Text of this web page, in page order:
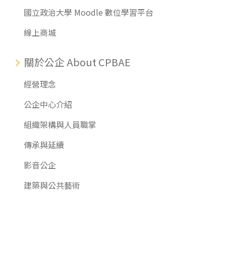
國立政治大學 Moodle 數位學習平台
線上商城
關於公企 About CPBAE
經營理念
公企中心介紹
組織架構與人員職掌
傳承與延續
影音公企
建築與公共藝術